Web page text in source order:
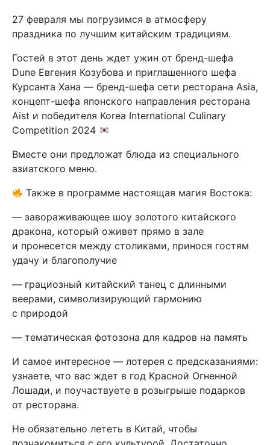
27 февраля мы погрузимся в атмосферу
праздника по лучшим китайским традициям.
Гостей в этот день ждет ужин от бренд-шефа
Dune Евгения Козубова и приглашенного шефа
Курсанта Хана — бренд-шефа сети ресторана Asia,
концепт-шефа японского направления ресторана
Aist и победителя Korea International Culinary
Competition 2024
Вместе они предложат блюда из специального
азиатского меню.
Также в программе настоящая магия Востока:
— завораживающее шоу золотого китайского
дракона, который оживет прямо в зале
и пронесется между столиками, принося гостям
удачу и благополучие
— грациозный китайский танец с длинными
веерами, символизирующий гармонию
с природой
— тематическая фотозона для кадров на память
И самое интересное — лотерея с предсказаниями:
узнаете, что вас ждет в год Красной Огненной
Лошади, и поучаствуете в розыгрыше подарков
от ресторана.
Не обязательно лететь в Китай, чтобы